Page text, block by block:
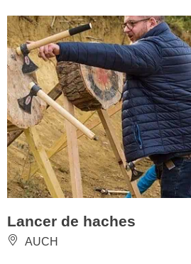
Lancer de haches
AUCH